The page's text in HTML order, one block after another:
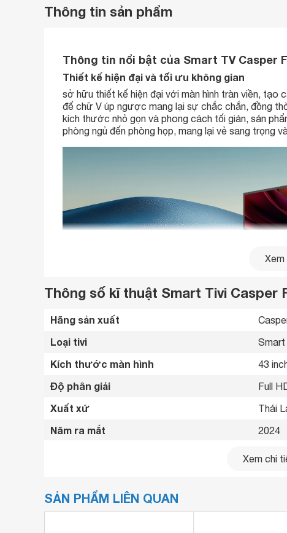
Thông tin sản phẩm
Thông tin nổi bật của Smart TV Casper
Thiết kế hiện đại và tối ưu không gian
sở hữu thiết kế hiện đại với màn hình tràn viền, tạo
đế chữ V úp ngược mang lại sự chắc chắn, đồng
kích thước nhỏ gọn và phong cách tối giản, sản
phòng ngủ đến phòng họp, mang lại vẻ sang trọng
Smart TV E43FAC110
được trang bị màn hình 43
hình ảnh sắc nét, chi tiết, và trung thực. Đặc biệt,
tăng cường độ tương phản và hiển thị màu sắc
game.
Xem
Thông số kĩ thuật Smart Tivi Casper
Hãng sản xuất
Loại tivi Smart
Kích thước màn hình 43
Độ phân giải Full
Xuất xứ Thái
Năm ra mắt 2024
Có
Cổng HDMI
Xem chi
SẢN PHẨM LIÊN QUAN